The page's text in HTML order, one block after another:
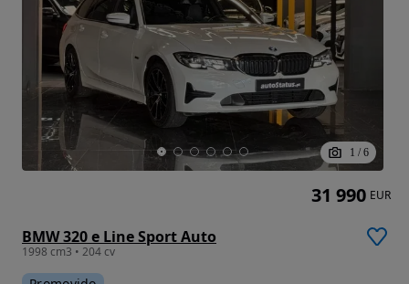
1 / 6
BMW 320 e Line Sport Auto
1998 cm3 • 204 cv
31 990 EUR